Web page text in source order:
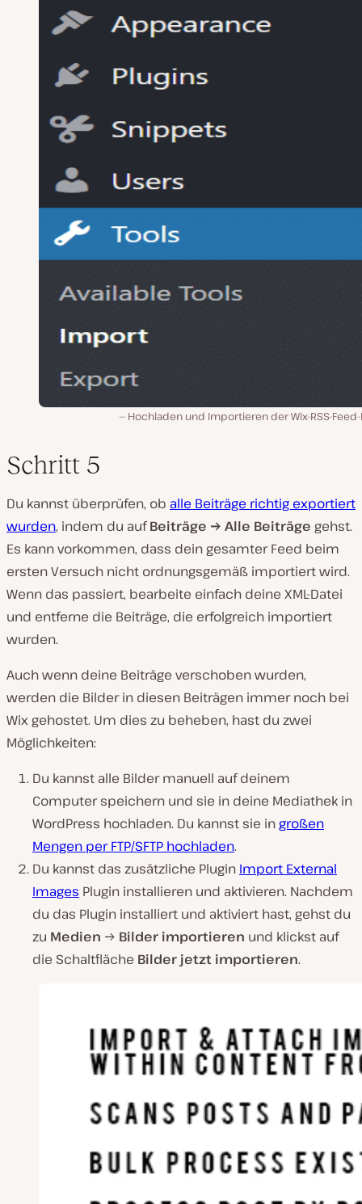
Hochladen und Importieren der Wix-RSS-
Schritt 5
Du kannst überprüfen, ob alle Beiträge richtig exportiert
wurden, indem du aufBeiträge → Alle Beiträge gehst.
Es kann vorkommen, dass dein gesamter Feed beim
ersten Versuch nicht ordnungsgemäß importiert wird.
Wenn das passiert, bearbeite einfach deine XML-Datei
und entferne die Beiträge, die erfolgreich importiert
wurden.
Auch wenn deine Beiträge verschoben wurden,
werden die Bilder in diesen Beiträgen immer noch bei
Wix gehostet. Um dies zu beheben, hast du zwei
Möglichkeiten:
Du kannst alle Bilder manuell auf deinem
Computer speichern und sie in deine Mediathek in
WordPress hochladen. Du kannst sie ingroßen
Mengen per FTP/SFTP hochladen.
Du kannst das zusätzliche Plugin Import External
Images Plugin installieren und aktivieren. Nachdem
du das Plugin installiert und aktiviert hast, gehst du
zu Medien → Bilder importieren und klickst auf
die Schaltfläche Bilder jetzt importieren.